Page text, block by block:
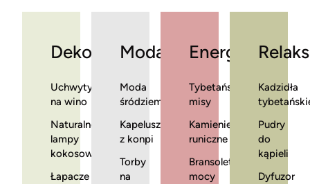
Dekoracje
Uchwyty
na wino
Naturalne
lampy
kokosowe
Łapacze
Moda
Moda
śródziemnomorska
Kapelusze
z konpi
Torby
na
Energia
Tybetańskie
misy
Kamienie
runiczne
Bransoletki
mocy
Relaks
Kadzidła
Pudry
do
kąpieli
Dyfuzor